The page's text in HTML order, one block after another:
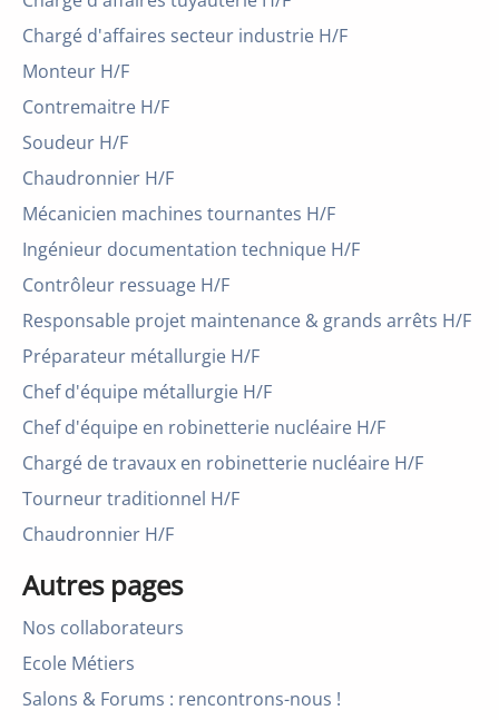
Chargé d'affaires secteur industrie H/F
Monteur H/F
Contremaitre H/F
Soudeur H/F
Chaudronnier H/F
Mécanicien machines tournantes H/F
Ingénieur documentation technique H/F
Contrôleur ressuage H/F
Responsable projet maintenance & grands arrêts H/F
Préparateur métallurgie H/F
Chef d'équipe métallurgie H/F
Chef d'équipe en robinetterie nucléaire H/F
Chargé de travaux en robinetterie nucléaire H/F
Tourneur traditionnel H/F
Chaudronnier H/F
Autres pages
Nos collaborateurs
Ecole Métiers
Salons & Forums : rencontrons-nous !